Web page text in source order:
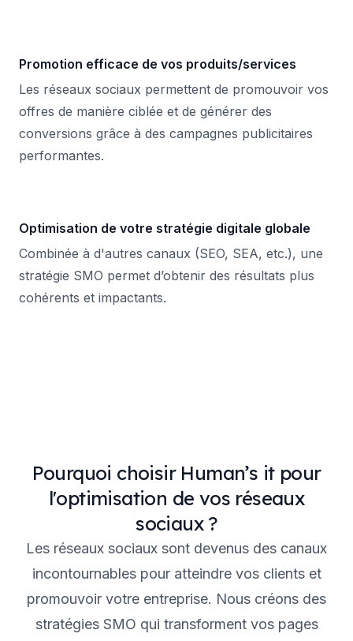
Promotion efficace de vos produits/services
Les réseaux sociaux permettent de promouvoir vos
offres de manière ciblée et de générer des
conversions grâce à des campagnes publicitaires
performantes.
Optimisation de votre stratégie digitale globale
Combinée à d'autres canaux (SEO, SEA, etc.), une
stratégie SMO permet d’obtenir des résultats plus
cohérents et impactants.
Pourquoi choisir Human’s it pour
l'optimisation de vos réseaux
sociaux ?
Les réseaux sociaux sont devenus des canaux
incontournables pour atteindre vos clients et
promouvoir votre entreprise. Nous créons des
stratégies SMO qui transforment vos pages